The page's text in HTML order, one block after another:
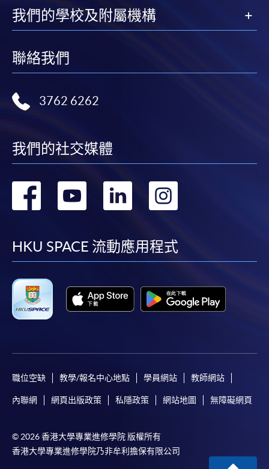
我們的學校及附屬機構
聯絡我們
3762 6262
我們的社交媒體
轉
facebook
轉
youtube
轉
linkedin
轉
HKU SPACE 流動應用程式
職位空缺 教學/報名中心地點 學員網站 教師網站
內聯網 網頁出版政策 私隱政策 網站地圖 無障礙網頁
© 2026 香港大學專業進修學院 版權所有
香港大學專業進修學院乃非牟利擔保有限公司